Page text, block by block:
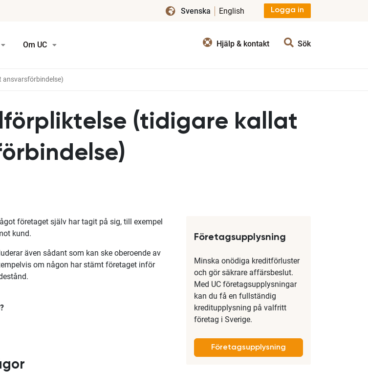
Logga in
Svenska English
Om UC Hjälp & kontakt Sök
ansvarsförbindelse)
(tidigare kallat
företaget själv har tagit på sig, till exempel
kund.
även sådant som kan ske oberoende av
om någon har stämt företaget inför
Företagsupplysning
Minska onödiga kreditförluster
och gör säkrare affärsbeslut.
Med UC företagsupplysningar
kan du få en fullständig
kreditupplysning på valfritt
företag i Sverige.
Företagsupplysning